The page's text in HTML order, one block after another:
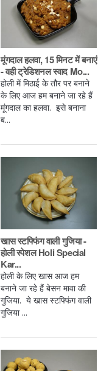
मूंगदाल हलवा, 15 मिनट में बनाएं
- वही ट्रेडिशनल स्वाद Mo...
होली में मिठाई के तौर पर बनाने
के लिए आज हम बनाने जा रहे हैं
मूंगदाल का हलवा. इसे बनाना
ब...
खास स्टफ्फिंग वाली गुजिया -
होली स्पेशल Holi Special
Kar...
होली के लिए खास आज हम
बनाने जा रहे हैं बेसन मावा की
गुजिया. ये खास स्टफ्फिंग वाली
गुजिया ...